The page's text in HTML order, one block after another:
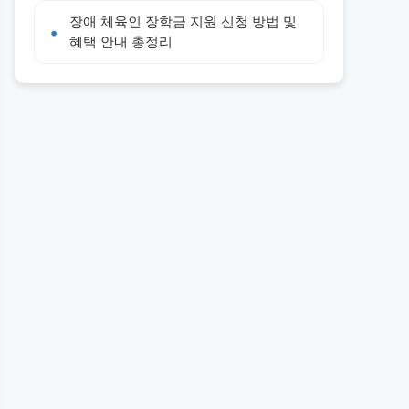
장애 체육인 장학금 지원 신청 방법 및
혜택 안내 총정리